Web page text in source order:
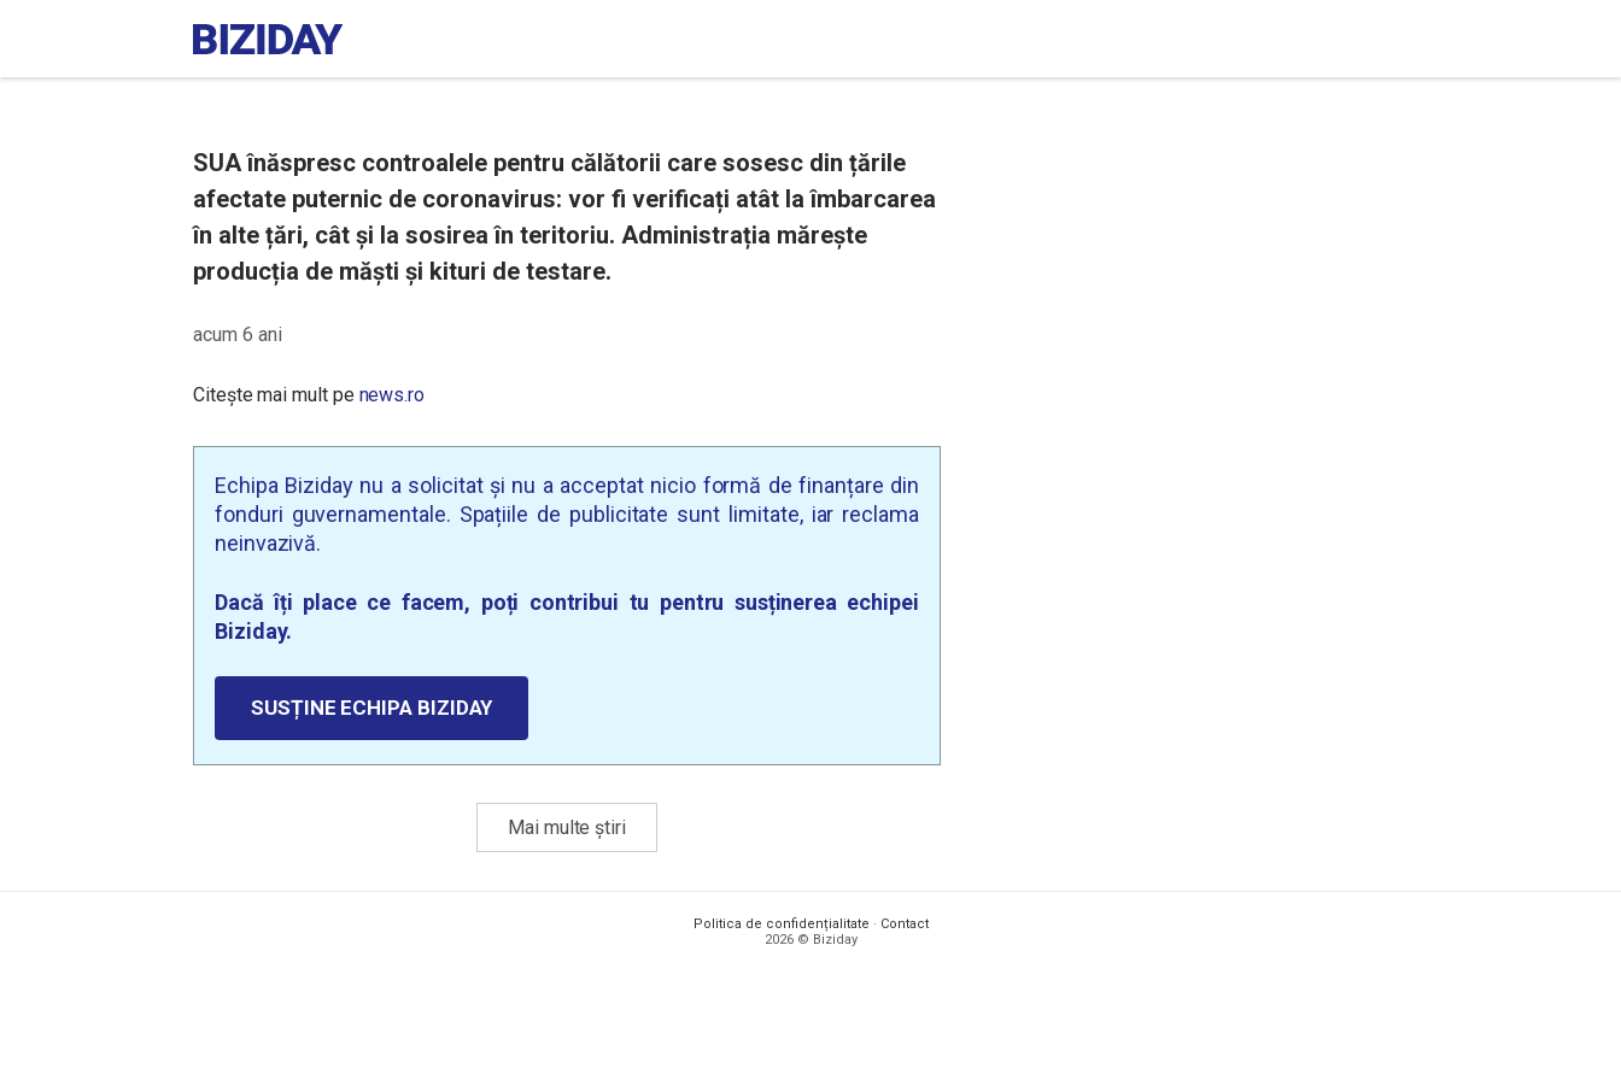
SUA înăspresc controalele pentru călătorii care sosesc din țările
afectate puternic de coronavirus: vor fi verificați atât la îmbarcarea
în alte țări, cât și la sosirea în teritoriu. Administrația mărește
producția de măști și kituri de testare.
acum 6 ani
Citește mai mult pe news.ro
Echipa Biziday nu a solicitat și nu a acceptat nicio formă de finanțare din
fonduri guvernamentale. Spațiile de publicitate sunt limitate, iar reclama
neinvazivă.
Dacă îți place ce facem, poți contribui tu pentru susținerea echipei
Biziday.
SUSȚINE ECHIPA BIZIDAY
Mai multe știri
Politica de confidențialitate · Contact
2026 © Biziday